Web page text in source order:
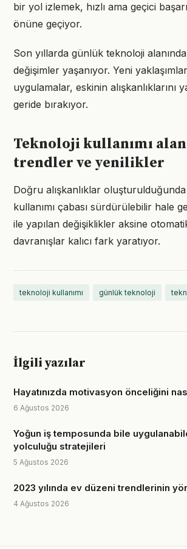
bir yol izlemek, hızlı ama geçici
önüne geçiyor.
Son yıllarda günlük teknoloji
değişimler yaşanıyor. Yeni
uygulamalar, eskinin alışkanlıklarını
geride bırakıyor.
Teknoloji kullanımı
trendler ve yenilikler
Doğru alışkanlıklar
kullanımı çabası sürdürülebilir hale
ile yapılan değişiklikler aksine
davranışlar kalıcı fark yaratıyor.
teknoloji kullanımı günlük teknoloji
İlgili yazılar
Hayatınızda motivasyon önceliğini
6 Ağustos 2026
Yoğun iş temposunda bile
yolculuğu stratejileri
5 Ağustos 2026
2023 yılında ev düzeni trendlerinin
4 Ağustos 2026